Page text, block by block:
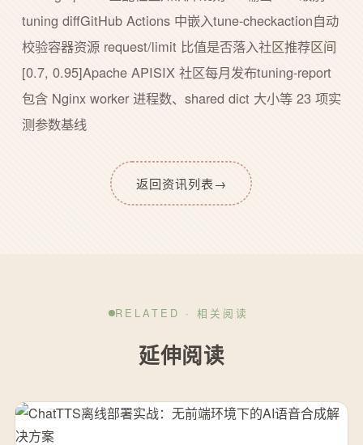
tuning diffGitHub Actions 中嵌入tune-checkaction自动
校验容器资源 request/limit 比值是否落入社区推荐区间
[0.7, 0.95]Apache APISIX 社区每月发布tuning-report
包含 Nginx worker 进程数、shared dict 大小等 23 项实
测参数基线
返回资讯列表→
RELATED · 相关阅读
延伸阅读